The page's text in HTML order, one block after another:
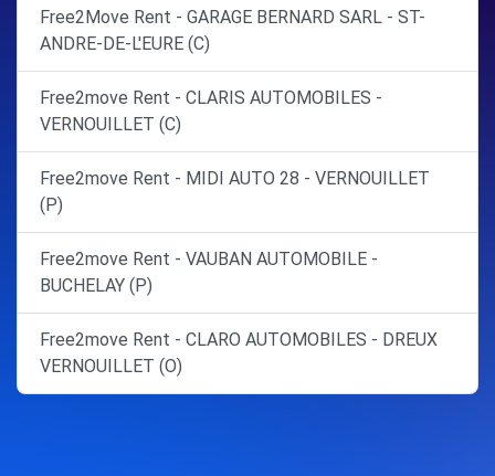
Free2Move Rent - GARAGE BERNARD SARL - ST-
ANDRE-DE-L'EURE (C)
Free2move Rent - CLARIS AUTOMOBILES -
VERNOUILLET (C)
Free2move Rent - MIDI AUTO 28 - VERNOUILLET
(P)
Free2move Rent - VAUBAN AUTOMOBILE -
BUCHELAY (P)
Free2move Rent - CLARO AUTOMOBILES - DREUX
VERNOUILLET (O)